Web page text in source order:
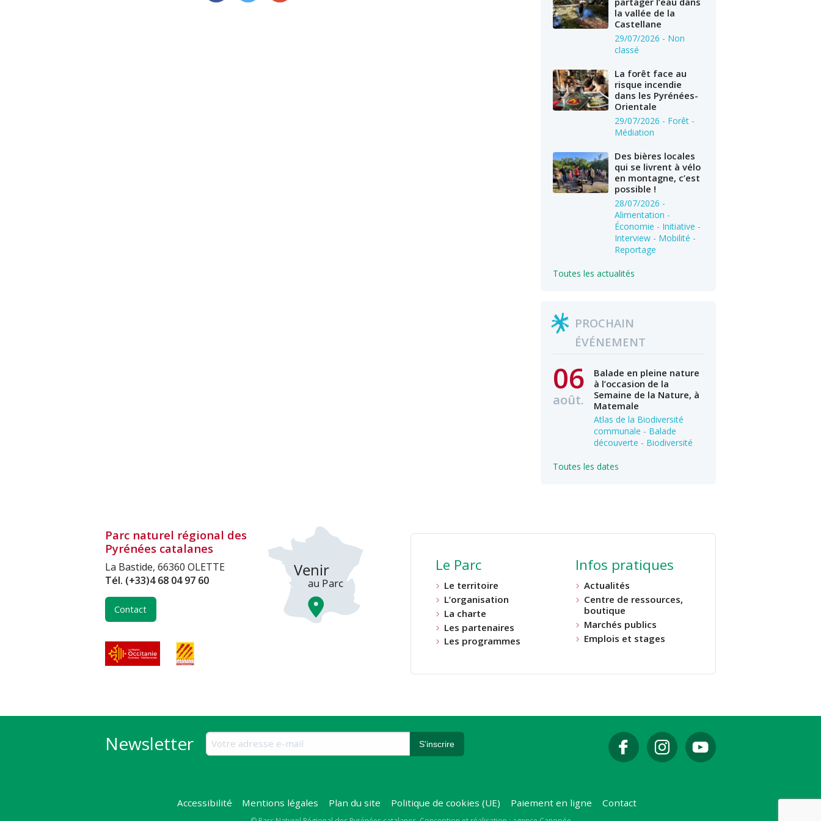
la vallée de la
Castellane
29/07/2026 - Non
classé
La forêt face au
risque incendie
dans les Pyrénées-
Orientale
29/07/2026 - Forêt -
Médiation
Des bières locales
qui se livrent à vélo
en montagne, c’est
possible !
28/07/2026 -
Alimentation -
Économie - Initiative -
Interview - Mobilité -
Reportage
Toutes les actualités
PROCHAIN
ÉVÉNEMENT
06
août.
Balade en pleine nature
à l’occasion de la
Semaine de la Nature, à
Matemale
Atlas de la Biodiversité
communale - Balade
découverte - Biodiversité
Toutes les dates
Parc naturel régional des
Pyrénées catalanes
La Bastide, 66360 OLETTE
Tél. (+33)4 68 04 97 60
Contact
Le Parc
Le territoire
L’organisation
La charte
Les partenaires
Les programmes
Infos pratiques
Actualités
Centre de ressources,
boutique
Marchés publics
Emplois et stages
Newsletter
Accessibilité Mentions légales Plan du site Politique de cookies (UE) Paiement en ligne Contact